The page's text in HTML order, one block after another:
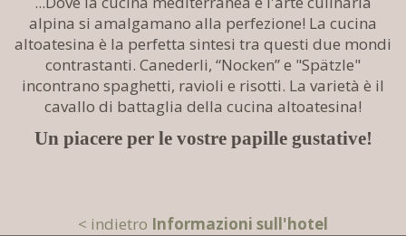
alpina si amalgamano alla perfezione! La cucina
altoatesina è la perfetta sintesi tra questi due mondi
contrastanti. Canederli, “Nocken” e "Spätzle"
incontrano spaghetti, ravioli e risotti. La varietà è il
cavallo di battaglia della cucina altoatesina!
Un piacere per le vostre papille gustative!
< indietro Informazioni sull'hotel